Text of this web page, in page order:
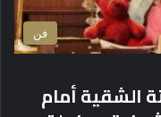
فن
الشقية أمام